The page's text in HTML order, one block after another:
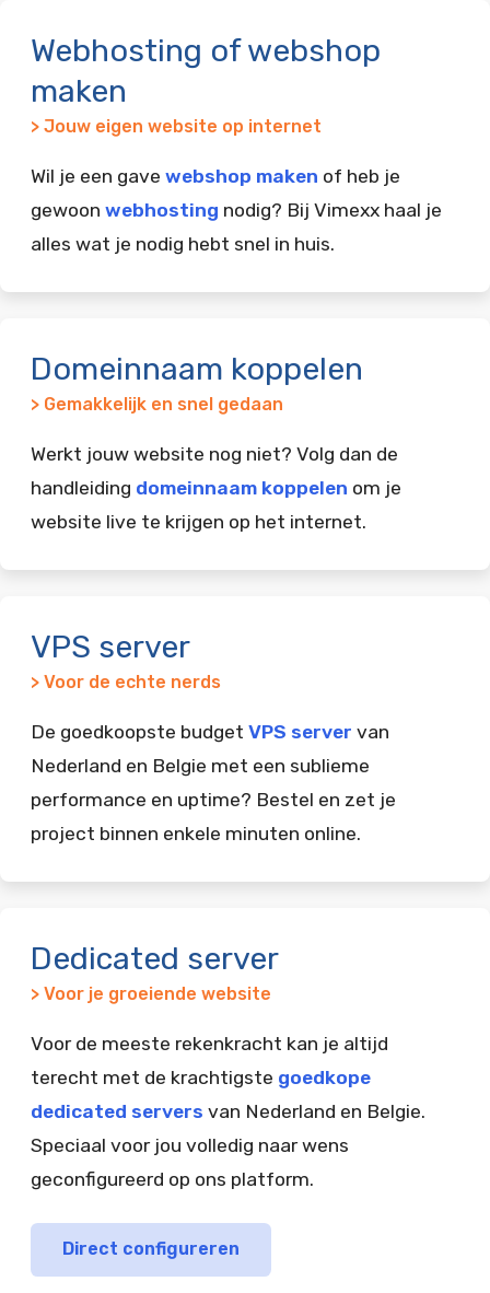
Webhosting of webshop
maken
> Jouw eigen website op internet
Wil je een gave webshop maken of heb je
gewoon webhosting nodig? Bij Vimexx haal je
alles wat je nodig hebt snel in huis.
Domeinnaam koppelen
> Gemakkelijk en snel gedaan
Werkt jouw website nog niet? Volg dan de
handleiding domeinnaam koppelen om je
website live te krijgen op het internet.
VPS server
> Voor de echte nerds
De goedkoopste budget VPS server van
Nederland en Belgie met een sublieme
performance en uptime? Bestel en zet je
project binnen enkele minuten online.
Dedicated server
> Voor je groeiende website
Voor de meeste rekenkracht kan je altijd
terecht met de krachtigste goedkope
dedicated servers van Nederland en Belgie.
Speciaal voor jou volledig naar wens
geconfigureerd op ons platform.
Direct configureren